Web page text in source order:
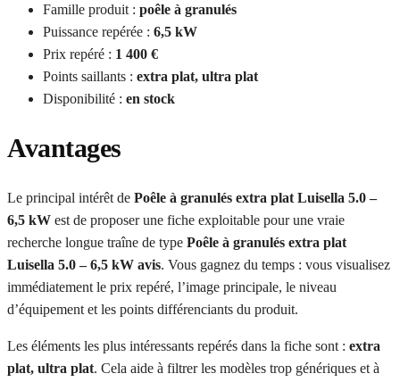
Famille produit : poêle à granulés
Puissance repérée : 6,5 kW
Prix repéré : 1 400 €
Points saillants : extra plat, ultra plat
Disponibilité : en stock
Avantages
Le principal intérêt de Poêle à granulés extra plat Luisella 5.0 –
6,5 kW est de proposer une fiche exploitable pour une vraie
recherche longue traîne de type Poêle à granulés extra plat
Luisella 5.0 – 6,5 kW avis. Vous gagnez du temps : vous visualisez
immédiatement le prix repéré, l’image principale, le niveau
d’équipement et les points différenciants du produit.
Les éléments les plus intéressants repérés dans la fiche sont : extra
plat, ultra plat. Cela aide à filtrer les modèles trop génériques et à